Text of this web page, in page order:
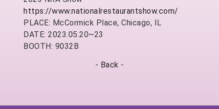
https://www.nationalrestaurantshow.com/
PLACE: McCormick Place, Chicago, IL
DATE: 2023.05.20~23
BOOTH: 9032B
- Back -